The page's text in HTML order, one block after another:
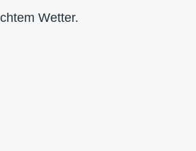
Wetter.